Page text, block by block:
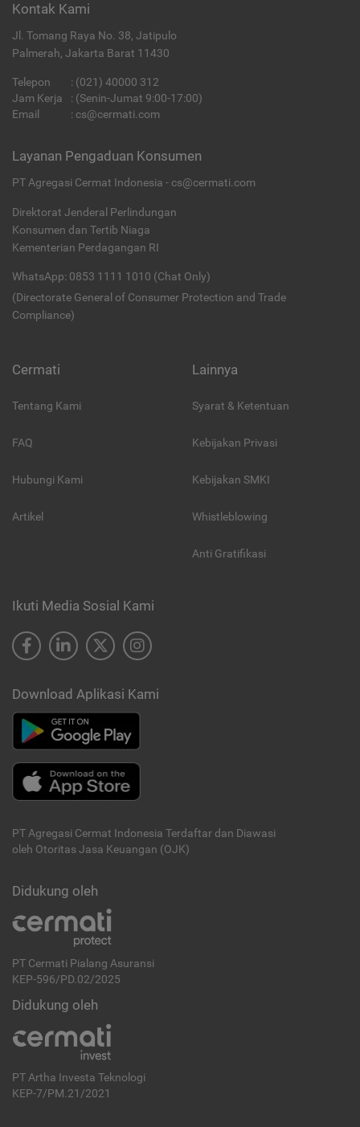
Kontak Kami
Jl. Tomang Raya No. 38, Jatipulo
Palmerah, Jakarta Barat 11430
Telepon : (021) 40000 312
Jam Kerja
: (Senin-Jumat 9:00-17:00)
Email
: cs@cermati.com
Layanan Pengaduan Konsumen
PT Agregasi Cermat Indonesia - cs@cermati.com
Direktorat Jenderal Perlindungan
Konsumen dan Tertib Niaga
Kementerian Perdagangan RI
WhatsApp: 0853 1111 1010 (Chat Only)
(Directorate General of Consumer Protection and Trade
Compliance)
Cermati
Tentang Kami
FAQ
Hubungi Kami
Artikel
Lainnya
Syarat & Ketentuan
Kebijakan Privasi
Kebijakan SMKI
Whistleblowing
Anti Gratifikasi
Ikuti Media Sosial Kami
Download Aplikasi Kami
PT Agregasi Cermat Indonesia Terdaftar dan Diawasi
oleh Otoritas Jasa Keuangan (OJK)
Didukung oleh
PT Cermati Pialang Asuransi
KEP-596/PD.02/2025
Didukung oleh
PT Artha Investa Teknologi
KEP-7/PM.21/2021